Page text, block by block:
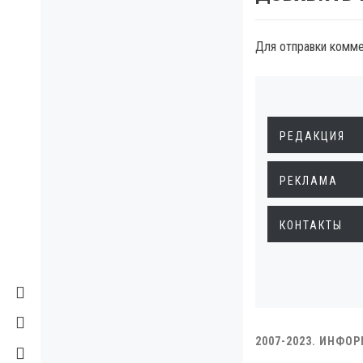
Для отправки
РЕДАКЦИЯ
РЕКЛАМА
КОНТАКТЫ
2007-2023.